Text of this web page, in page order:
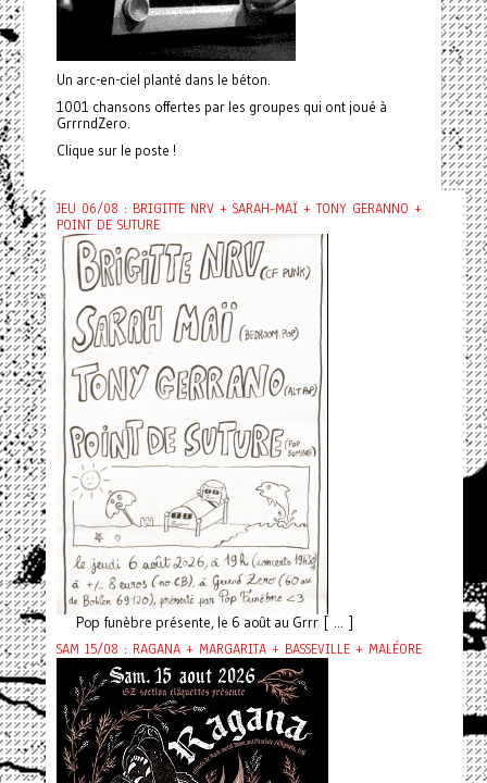
Un arc-en-ciel planté dans le béton.
1001 chansons offertes par les groupes qui ont joué à
GrrrndZero.
Clique sur le poste !
JEU 06/08 : BRIGITTE NRV + SARAH-MAÏ + TONY GERANNO +
POINT DE SUTURE
Pop funèbre présente, le 6 août au Grrr [ ... ]
SAM 15/08 : RAGANA + MARGARITA + BASSEVILLE + MALÉORE